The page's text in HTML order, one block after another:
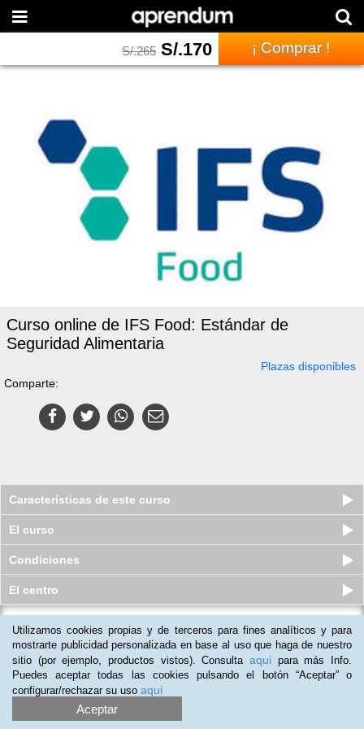
S/.265 S/.170 ¡ Comprar !
Curso online de IFS Food: Estándar de
Seguridad Alimentaria
Plazas disponibles
Comparte:
Características de este curso
El curso
Condiciones
El centro
Curso online Universitario de Coach
Nutricional
Plazas disponibles
S/.765 S/.390
Utilizamos cookies propias y de terceros para fines analíticos y para
mostrarte publicidad personalizada en base al uso que haga de nuestro
sitio (por ejemplo, productos vistos). Consulta aqui para más Info.
Puedes aceptar todas las cookies pulsando el botón “Aceptar” o
configurar/rechazar su uso aqui
Aceptar